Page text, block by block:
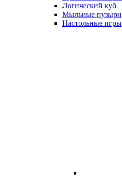
Логический куб
Мыльные пузыри
Настольные игры